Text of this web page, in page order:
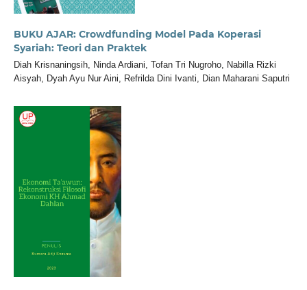
BUKU AJAR: Crowdfunding Model Pada Koperasi
Syariah: Teori dan Praktek
Diah Krisnaningsih, Ninda Ardiani, Tofan Tri Nugroho, Nabilla Rizki
Aisyah, Dyah Ayu Nur Aini, Refrilda Dini Ivanti, Dian Maharani Saputri